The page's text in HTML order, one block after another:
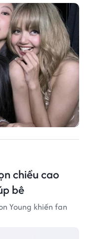
chiều cao
bê
Young khiến fan